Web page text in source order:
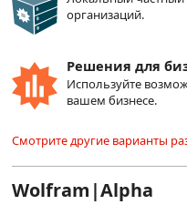
организаций.
Решения для
Используйте
вашем бизнесе.
Смотрите другие варианты
Wolfram|Alpha